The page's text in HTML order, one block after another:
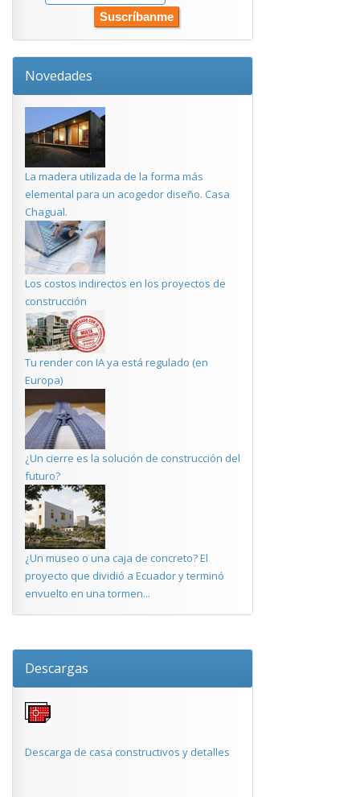
Novedades
La madera utilizada de la forma más
elemental para un acogedor diseño. Casa
Chagual.
Los costos indirectos en los proyectos de
construcción
Tu render con IA ya está regulado (en
Europa)
¿Un cierre es la solución de construcción del
futuro?
¿Un museo o una caja de concreto? El
proyecto que dividió a Ecuador y terminó
envuelto en una tormen...
Descargas
Descarga de casa constructivos y detalles